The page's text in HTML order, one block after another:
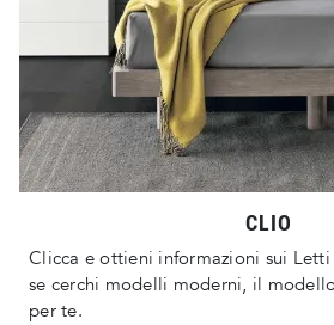
CLIO
Clicca e ottieni informazioni sui
se cerchi modelli moderni, il
per te.